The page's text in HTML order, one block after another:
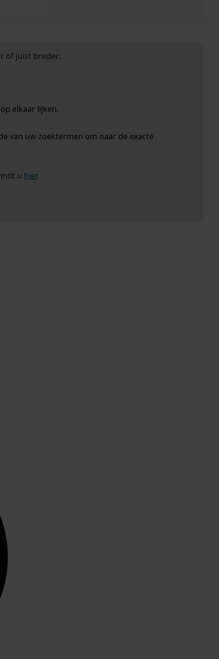
of juist breder:
elkaar lijken.
van uw zoektermen om naar de exacte
u hier.